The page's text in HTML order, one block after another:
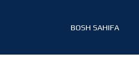
BOSH SAHIFA